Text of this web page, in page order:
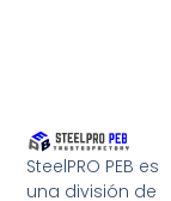
SteelPRO PEB es
una división de